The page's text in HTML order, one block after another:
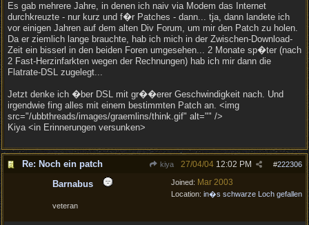
Es gab mehrere Jahre, in denen ich naiv via Modem das Internet
durchkreuzte - nur kurz und f�r Patches - dann... tja, dann landete ich
vor einigen Jahren auf dem alten Div Forum, um mir den Patch zu holen.
Da er ziemlich lange brauchte, hab ich mich in der Zwischen-Download-
Zeit ein bisserl in den beiden Foren umgesehen... 2 Monate sp�ter (nach
2 Fast-Herzinfarkten wegen der Rechnungen) hab ich mir dann die
Flatrate-DSL zugelegt...
Jetzt denke ich �ber DSL mit gr��erer Geschwindigkeit nach. Und
irgendwie fing alles mit einem bestimmten Patch an. <img
src="/ubbthreads/images/graemlins/think.gif" alt="" />
Kiya <in Erinnerungen versunken>
Re: Noch ein patch kiya #222306
27/04/04 12:02 PM
Joined: Mar 2003
Location: in�s schwarze Loch gefallen
Barnabus
veteran